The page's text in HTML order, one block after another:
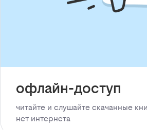
офлайн-доступ
читайте и слушайте скачанные
нет интернета